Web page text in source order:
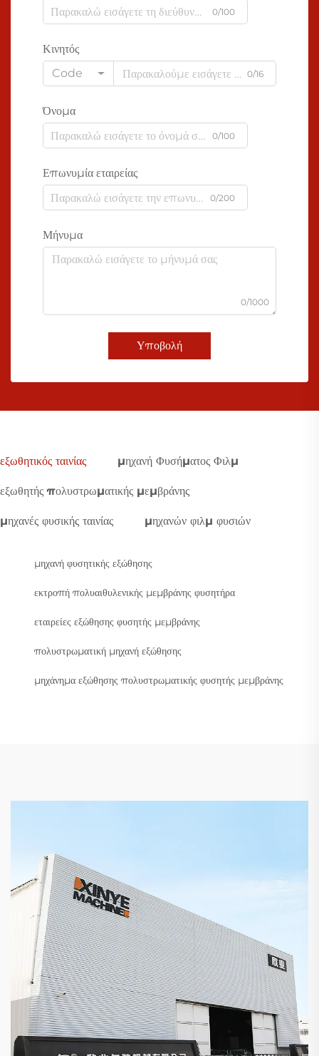
0/100
Κινητός
Code
0/16
Όνομα
0/100
Επωνυμία εταιρείας
0/200
Μήνυμα
0/1000
Υποβολή
εξωθητικός ταινίας μηχανή Φυσήματος Φιλμ
εξωθητής πολυστρωματικής μεμβράνης
μηχανές φυσικής ταινίας μηχανών φιλμ φυσιών
μηχανή φυσητικής εξώθησης
εκτροπή πολυαιθυλενικής μεμβράνης φυσητήρα
εταιρείες εξώθησης φυσητής μεμβράνης
πολυστρωματική μηχανή εξώθησης
μηχάνημα εξώθησης πολυστρωματικής φυσητής μεμβράνης